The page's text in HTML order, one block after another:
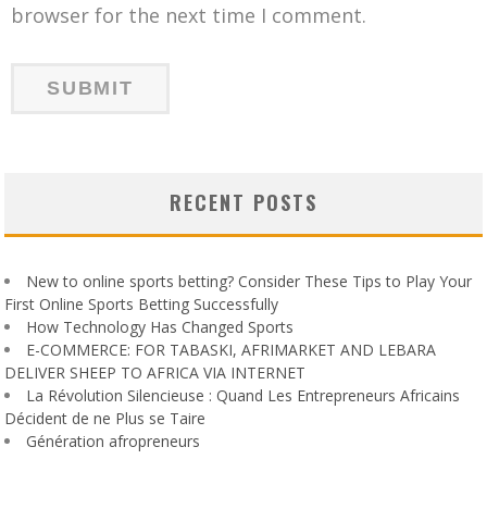
browser for the next time I comment.
RECENT POSTS
New to online sports betting? Consider These Tips to Play Your
First Online Sports Betting Successfully
How Technology Has Changed Sports
E-COMMERCE: FOR TABASKI, AFRIMARKET AND LEBARA
DELIVER SHEEP TO AFRICA VIA INTERNET
La Révolution Silencieuse : Quand Les Entrepreneurs Africains
Décident de ne Plus se Taire
Génération afropreneurs